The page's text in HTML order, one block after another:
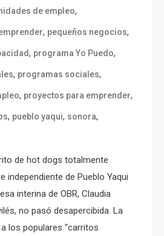
de empleo,
, pequeños negocios,
, programa Yo Puedo,
, programas sociales,
, proyectos para emprender,
, pueblo yaqui, sonora,
de hot dogs totalmente
independiente de Pueblo Yaqui
interina de OBR, Claudia
no pasó desapercibida. La
los populares “carritos